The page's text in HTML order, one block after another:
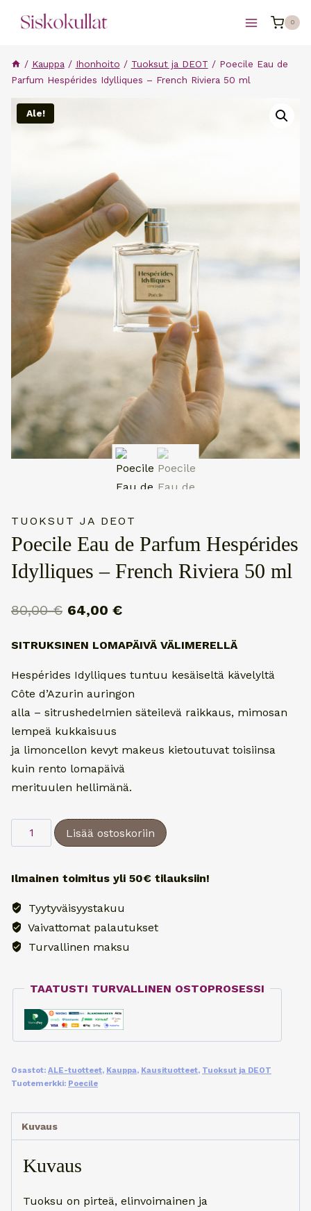
sisältöön
0
/ Kauppa / Ihonhoito / Tuoksut ja DEOT / Poecile Eau de
Parfum Hespérides Idylliques – French Riviera 50 ml
Ale!
TUOKSUT JA DEOT
Poecile Eau de Parfum Hespérides
Idylliques – French Riviera 50 ml
80,00€ Alkuperäinen
80,00 €.
64,00 €Nykyinen
64,00 €.
SITRUKSINEN LOMAPÄIVÄ VÄLIMERELLÄ
Hespérides Idylliques tuntuu kesäiseltä kävelyltä
Côte d’Azurin auringon
alla – sitrushedelmien säteilevä raikkaus, mimosan
lempeä kukkaisuus
ja limoncellon kevyt makeus kietoutuvat toisiinsa
kuin rento lomapäivä
merituulen hellimänä.
Poecile
Eau
Parfum
Hespérides
Idylliques
-
määrä
Lisää ostoskoriin
Ilmainen toimitus yli 50€ tilauksiin!
Tyytyväisyystakuu
Vaivattomat palautukset
Turvallinen maksu
TAATUSTI TURVALLINEN OSTOPROSESSI
Osastot: ALE-tuotteet, Kauppa, Kausituotteet, Tuoksut ja DEOT
Tuotemerkki: Poecile
Kuvaus
Kuvaus
Tuoksu on pirteä, elinvoimainen ja